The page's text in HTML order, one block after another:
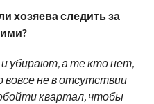
хозяева следить за
убирают, а те кто нет,
не в отсутствии
квартал, чтобы